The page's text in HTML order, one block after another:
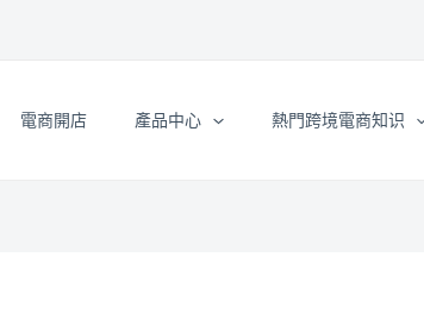
電商開店 產品中心 熱門跨境電商知识